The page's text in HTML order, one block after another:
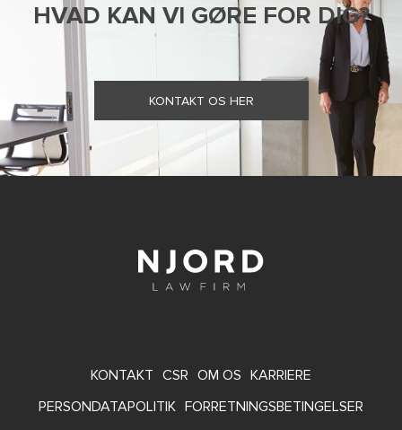
HVAD KAN VI GØRE FOR DIG?
KONTAKT OS HER
FOOTER
MENU
KONTAKT CSR OM OS KARRIERE
PERSONDATAPOLITIK FORRETNINGSBETINGELSER